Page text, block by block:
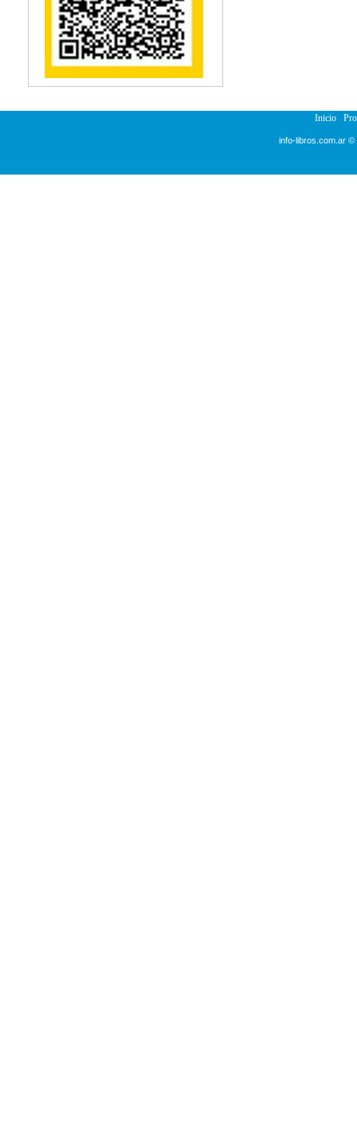
Reumatología
Salud Pública
Semiología
Terapia Ocupacional
Urología
Inicio
info-libros.com.ar